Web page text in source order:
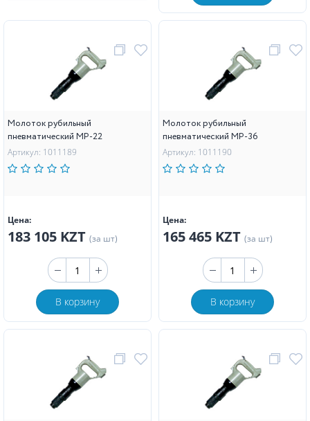
Молоток рубильный
пневматический МР-22
Артикул: 1011189
Цена:
183 105 KZT (за шт)
В корзину
Молоток рубильный
пневматический МР-36
Артикул: 1011190
Цена:
165 465 KZT (за шт)
В корзину